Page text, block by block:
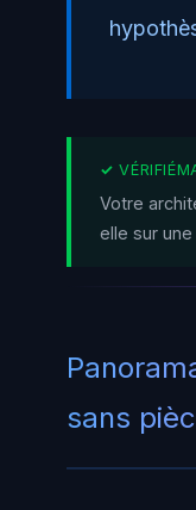
Votre
elle sur
sans